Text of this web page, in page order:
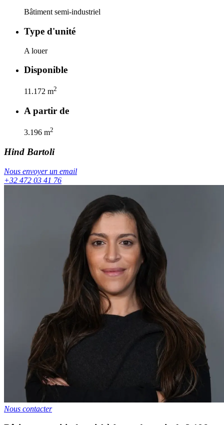
Bâtiment semi-industriel
Type d'unité
A louer
Disponible
11.172 m2
A partir de
3.196 m2
Hind Bartoli
Nous envoyer un email
+32 472 03 41 76
Nous contacter